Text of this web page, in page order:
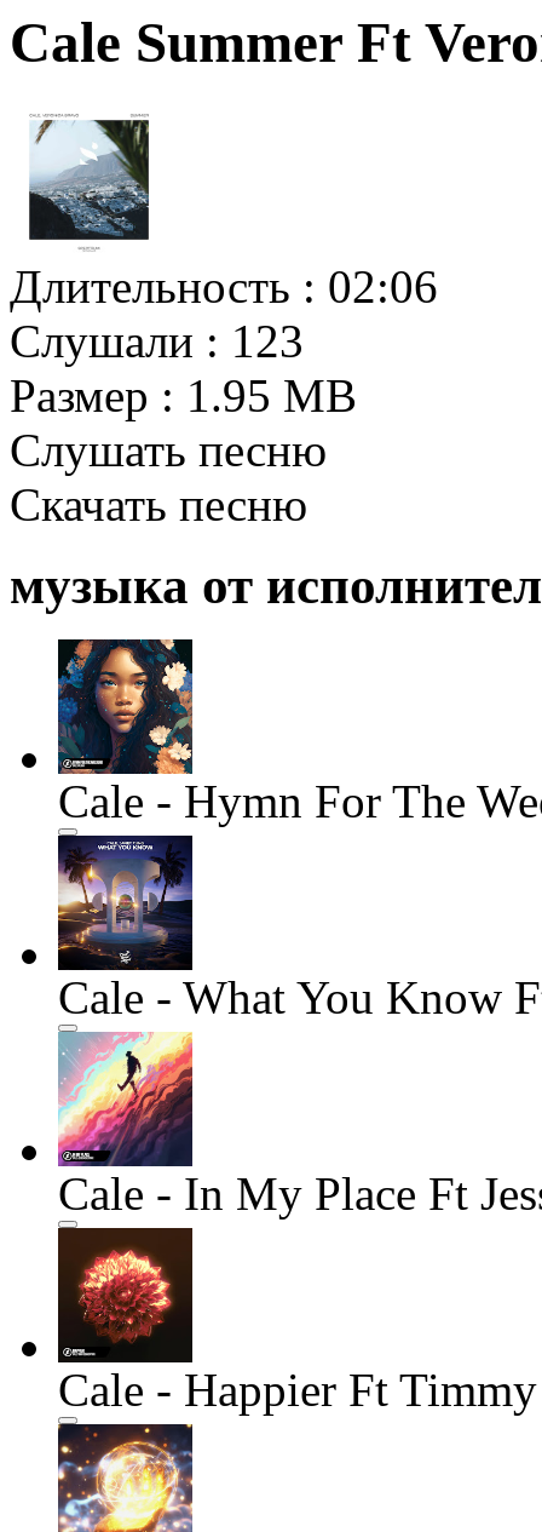
Cale Summer Ft
Длительность : 02:06
Слушали : 123
Размер : 1.95 MB
Слушать песню
Скачать песню
музыка от
Cale - Hymn For The
Cale - What You Know
Cale - In My Place Ft
Cale - Happier Ft